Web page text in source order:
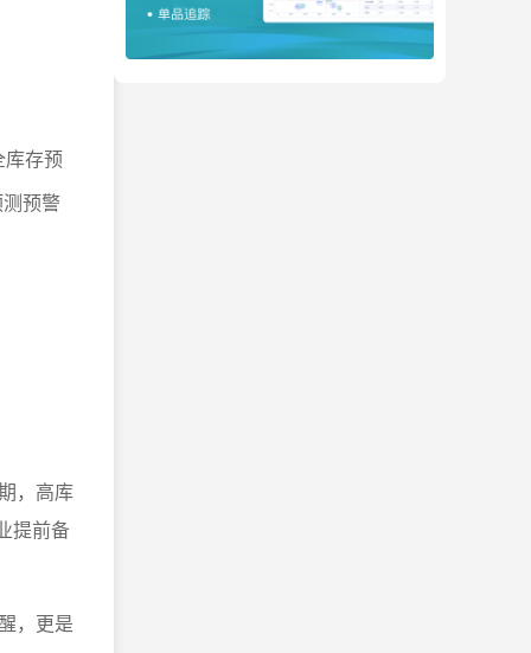
库存预
预警
，高库
提前备
，更是